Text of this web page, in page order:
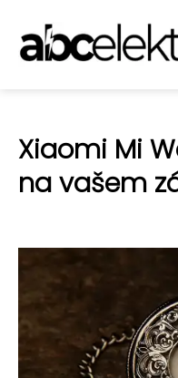
Xiaomi Mi
na vašem